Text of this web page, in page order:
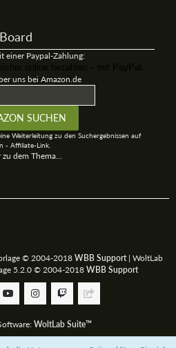
einer Paypal-Zahlung:
uns bei Amazon.de
Weiterleitung zu den Suchergebnissen auf
- Affiliate-Link.
zu dem Thema...
© 2004-2018 WBB Support| WoltLab
5.2.0 © 2004-2018 WBB Support
WoltLab Suite™